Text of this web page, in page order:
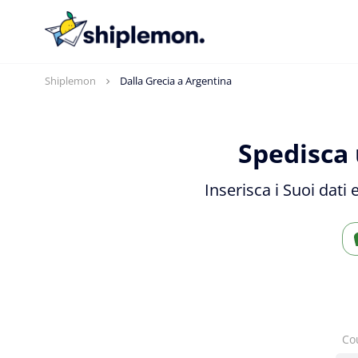
Shiplemon Dalla Grecia a Argentina
Inserisca i Suoi dati